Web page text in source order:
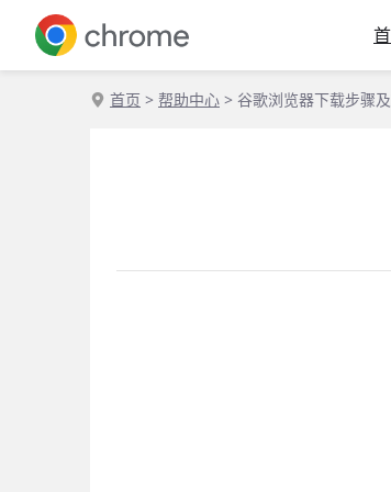
首页 > 帮助中心 > 谷歌浏览器下载步骤